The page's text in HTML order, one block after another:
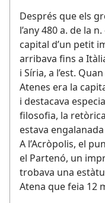
Després que els
l’any 480 a. de la
capital d’un petit
arribava fins a
i Síria, a l’est.
Atenes era la
i destacava
filosofia, la
estava
A l’Acròpolis, el
el Partenó, un
trobava una
Atena que feia 12